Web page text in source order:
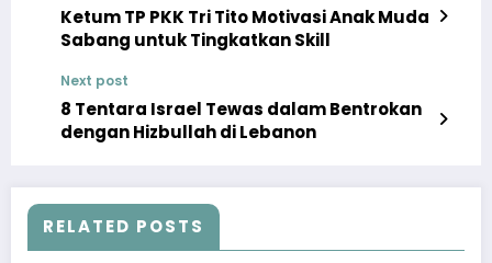
Ketum TP PKK Tri Tito Motivasi Anak Muda
Sabang untuk Tingkatkan Skill
Next post
8 Tentara Israel Tewas dalam Bentrokan
dengan Hizbullah di Lebanon
RELATED POSTS